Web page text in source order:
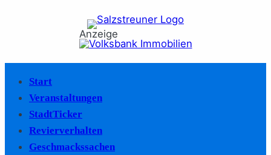
Anzeige
Start
Veranstaltungen
StadtTicker
Revierverhalten
Geschmackssachen